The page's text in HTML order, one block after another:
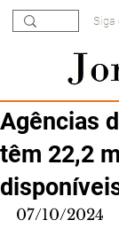
Siga
Agências
têm 22,2
07/10/2024